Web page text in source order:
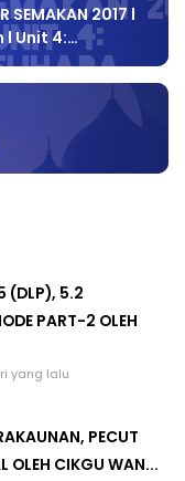
SEMAKAN 2017 l
l Unit 4:…
(DLP), 5.2
PART-2 OLEH
yang lalu
PECUT
OLEH CIKGU WAN...